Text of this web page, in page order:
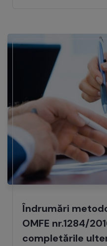
Îndrumări
OMFE nr.1284/
completările